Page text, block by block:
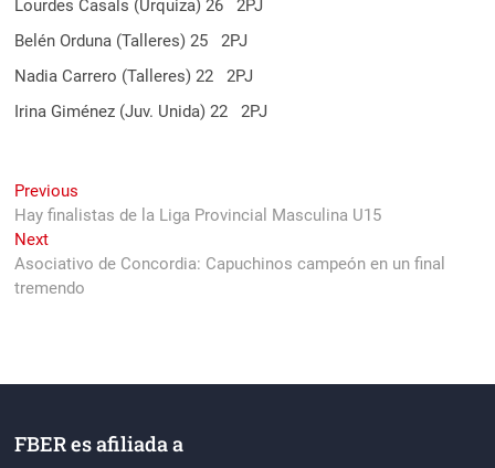
Lourdes Casals (Urquiza) 26 2PJ
Belén Orduna (Talleres) 25 2PJ
Nadia Carrero (Talleres) 22 2PJ
Irina Giménez (Juv. Unida) 22 2PJ
Navegación
de
entradas
Previous
post:
Hay finalistas de la Liga Provincial Masculina U15
NextNext
post:
Asociativo de Concordia: Capuchinos campeón en un final
tremendo
FBER es afiliada a